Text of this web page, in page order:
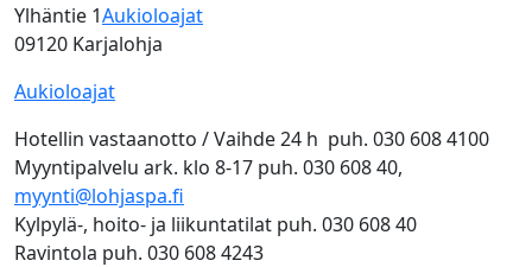
Ylhäntie 1Aukioloajat
09120 Karjalohja
Aukioloajat
Hotellin vastaanotto / Vaihde 24 h puh. 030 608 4100
Myyntipalvelu ark. klo 8-17 puh. 030 608 40,
myynti@lohjaspa.fi
Kylpylä-, hoito- ja liikuntatilat puh. 030 608 40
Ravintola puh. 030 608 4243